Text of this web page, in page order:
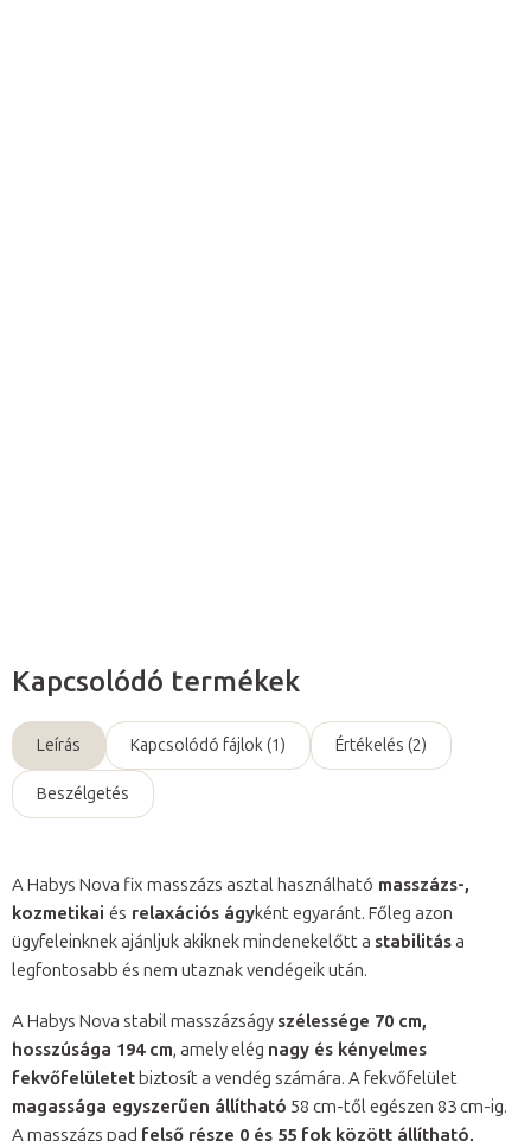
Kapcsolódó termékek
Leírás Kapcsolódó fájlok (1) Értékelés (2)
Beszélgetés
A Habys Nova fix masszázs asztal használható masszázs-,
kozmetikai és relaxációs ágyként egyaránt. Főleg azon
ügyfeleinknek ajánljuk akiknek mindenekelőtt a stabilitása
legfontosabb és nem utaznak vendégeik után.
A Habys Nova stabil masszázságy szélessége 70 cm,
hosszúsága 194 cm, amely elég nagy és kényelmes
fekvőfelületet biztosít a vendég számára. A fekvőfelület
magassága egyszerűen állítható 58 cm-től egészen 83 cm-ig.
A masszázs pad felső része 0 és 55 fok között állítható,